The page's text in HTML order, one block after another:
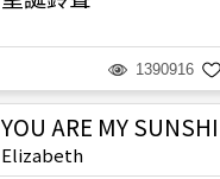
1390916
YOU ARE MY
Elizabeth